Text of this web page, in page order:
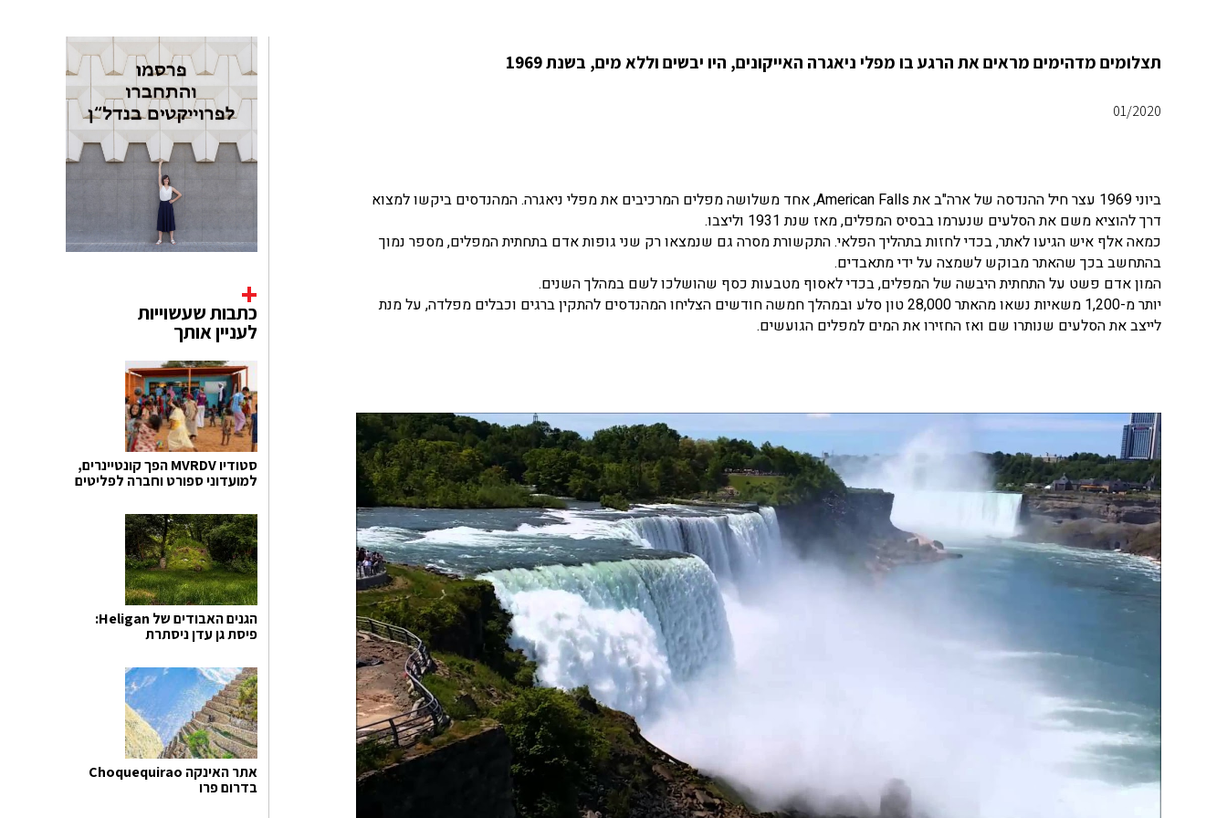
תצלומים מדהימים מראים את הרגע בו מפלי ניאגרה האייקונים, היו יבשים וללא מים, בשנת 1969
01/2020
ביוני 1969 עצר חיל ההנדסה של ארה"ב את American Falls, אחד משלושה מפלים המרכיבים את מפלי ניאגרה. המהנדסים ביקשו למצוא
דרך להוציא משם את הסלעים שנערמו בבסיס המפלים, מאז שנת 1931 וליצבו.
כמאה אלף איש הגיעו לאתר, בכדי לחזות בתהליך הפלאי. התקשורת מסרה גם שנמצאו רק שני גופות אדם בתחתית המפלים, מספר נמוך
בהתחשב בכך שהאתר מבוקש לשמצה על ידי מתאבדים.
המון אדם פשט על התחתית היבשה של המפלים, בכדי לאסוף מטבעות כסף שהושלכו לשם במהלך השנים.
יותר מ-1,200 משאיות נשאו מהאתר 28,000 טון סלע ובמהלך חמשה חודשים הצליחו המהנדסים להתקין ברגים וכבלים מפלדה, על מנת
לייצב את הסלעים שנותרו שם ואז החזירו את המים למפלים הגועשים.
כתבות שעשוייות
לעניין אותך
סטודיו MVRDV הפך קונטיינרים,
למועדוני ספורט וחברה לפליטים
הגנים האבודים של Heligan:
פיסת גן עדן ניסתרת
אתר האינקה Choquequirao
בדרום פרו